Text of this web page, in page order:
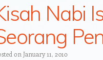
Nabi
on January 11, 2010